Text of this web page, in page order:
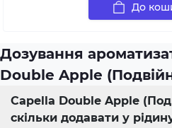
До
Дозування
Double Apple
Capella Double Apple
скільки додавати у